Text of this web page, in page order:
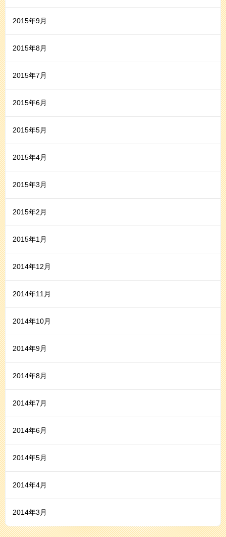
2015年9月
2015年8月
2015年7月
2015年6月
2015年5月
2015年4月
2015年3月
2015年2月
2015年1月
2014年12月
2014年11月
2014年10月
2014年9月
2014年8月
2014年7月
2014年6月
2014年5月
2014年4月
2014年3月